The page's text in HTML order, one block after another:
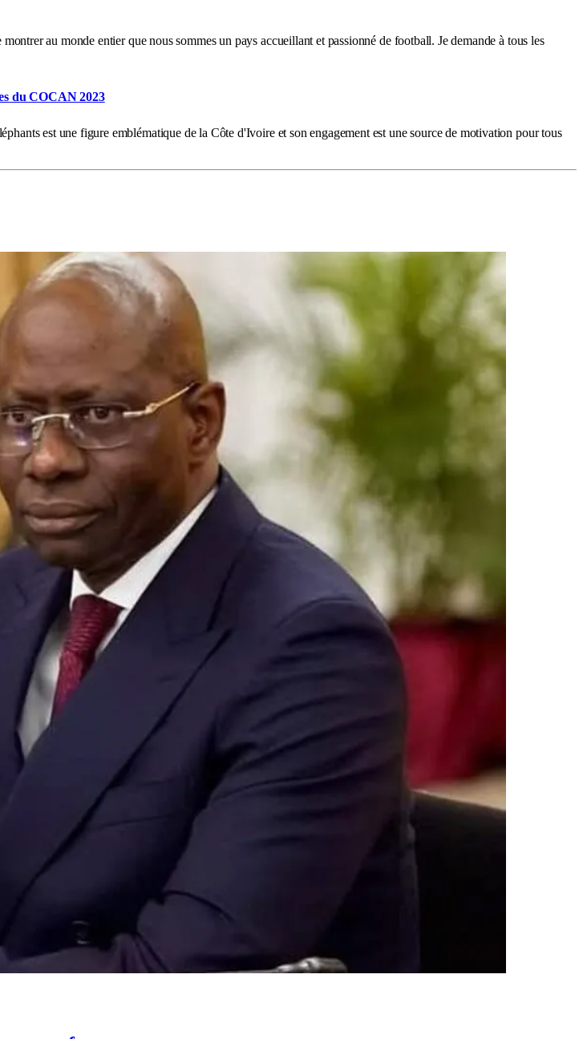
au monde entier que nous sommes un pays accueillant et passionné de football. Je demande à tous les
du COCAN 2023
est une figure emblématique de la Côte d'Ivoire et son engagement est une source de motivation pour tous